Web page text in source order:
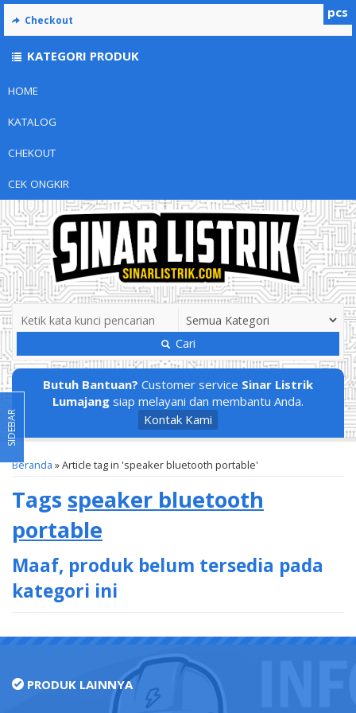
HOME
KATALOG
CHEKOUT
CEK ONGKIR
Cari
Butuh Bantuan? Customer service Sinar Listrik
Lumajang siap melayani dan membantu Anda.
Kontak Kami
Beranda »Article tag in 'speaker bluetooth portable'
Tags speaker bluetooth
portable
Maaf, produk belum tersedia pada
kategori ini
pcs
Checkout
KATEGORI PRODUK
SIDEBAR
PRODUK LAINNYA